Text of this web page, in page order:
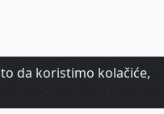
da koristimo kolačiće,